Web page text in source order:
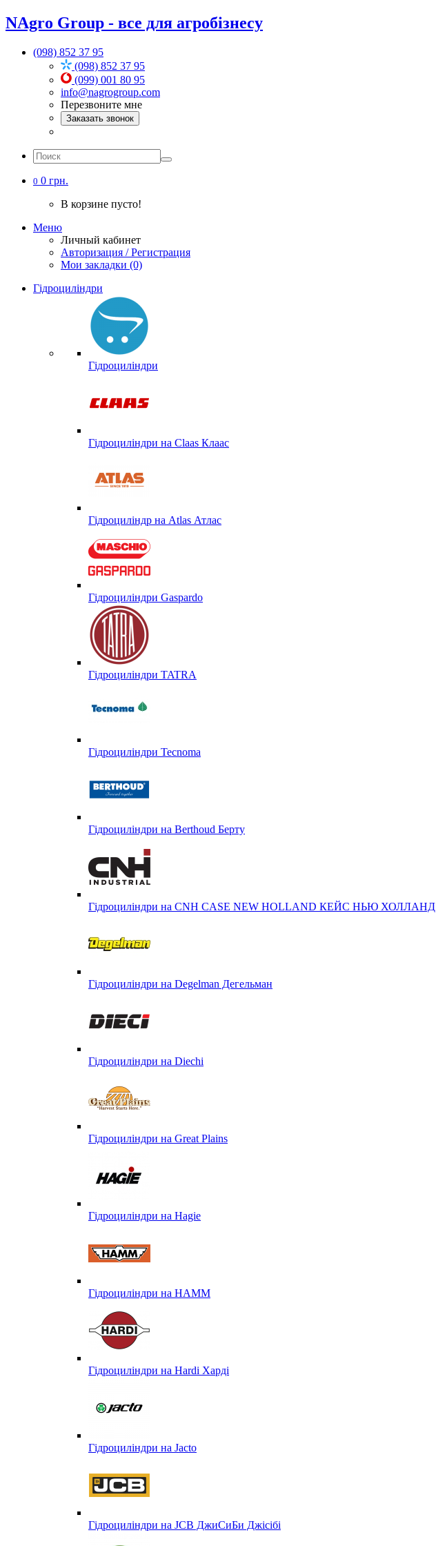
NAgro Group - все для агробізнесу
(098) 852 37 95
(098) 852 37 95
(099) 001 80 95
info@nagrogroup.com
Перезвоните мне
Заказать звонок
0 0 грн.
В корзине пусто!
Меню
Личный кабинет
Авторизация / Регистрация
Мои закладки (0)
Гідроциліндри
Гідроциліндри
Гідроциліндри на Claas Клаас
Гідроциліндр на Atlas Атлас
Гідроциліндри Gaspardo
Гідроциліндри TATRA
Гідроциліндри Tecnoma
Гідроциліндри на Berthoud Берту
Гідроциліндри на CNH CASE NEW HOLLAND КЕЙС НЬЮ ХОЛЛАНД
Гідроциліндри на Degelman Дегельман
Гідроциліндри на Diechi
Гідроциліндри на Great Plains
Гідроциліндри на Hagie
Гідроциліндри на HAMM
Гідроциліндри на Hardi Харді
Гідроциліндри на Jacto
Гідроциліндри на JCB ДжиСиБи Джісібі